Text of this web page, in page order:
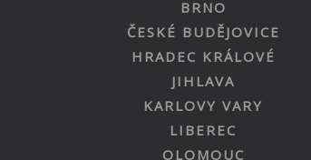
BRNO
ČESKÉ BUDĚJOVICE
HRADEC KRÁLOVÉ
JIHLAVA
KARLOVY VARY
LIBEREC
OLOMOUC